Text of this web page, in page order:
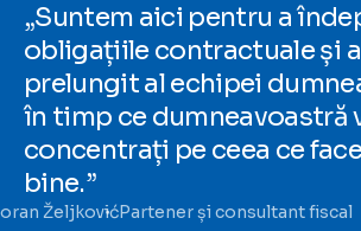
„Suntem aici pentru a
obligațiile contractuale și
prelungit al echipei
în timp ce dumneavoastră
concentrați pe ceea ce
bine.”
ŽeljkovićPartener și consultant fiscal